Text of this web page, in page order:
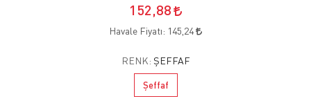
152,88
Havale Fiyatı: 145,24
RENK: ŞEFFAF
Şeffaf